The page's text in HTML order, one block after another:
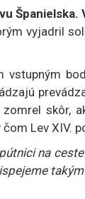
vyjadril
vstupným
skôr,
Lev XIV.
na